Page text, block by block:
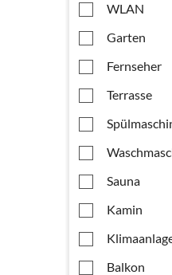
WLAN
Garten
Fernseher
Terrasse
Sauna
Kamin
Balkon